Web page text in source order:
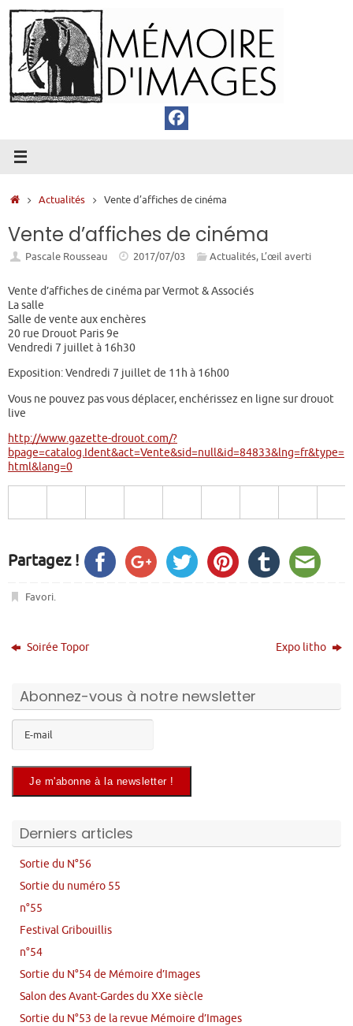
Passer
au
contenu
Accueil
Actualités Vente d’affiches de cinéma
Vente d’affiches de cinéma
Pascale Rousseau 2017/07/03 Actualités, L’œil averti
Vente d’affiches de cinéma par Vermot & Associés
La salle
Salle de vente aux enchères
20 rue Drouot Paris 9e
Vendredi 7 juillet à 16h30
Exposition: Vendredi 7 juillet de 11h à 16h00
Vous ne pouvez pas vous déplacer, enchérissez en ligne sur drouot
live
http://www.gazette-drouot.com/?
bpage=catalog.Ident&act=Vente&sid=null&id=84833&lng=fr&type=
html&lang=0
Partagez !
Favori.
Soirée Topor Expo litho
Abonnez-vous à notre newsletter
Derniers articles
Sortie du N°56
Sortie du numéro 55
n°55
Festival Gribouillis
n°54
Sortie du N°54 de Mémoire d’Images
Salon des Avant-Gardes du XXe siècle
Sortie du N°53 de la revue Mémoire d’Images